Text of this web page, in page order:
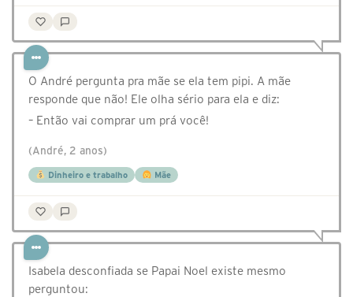
O André pergunta pra mãe se ela tem pipi. A mãe
responde que não! Ele olha sério para ela e diz:
– Então vai comprar um prá você!
(André, 2 anos)
Dinheiro e trabalho Mãe
Isabela desconfiada se Papai Noel existe mesmo
perguntou: